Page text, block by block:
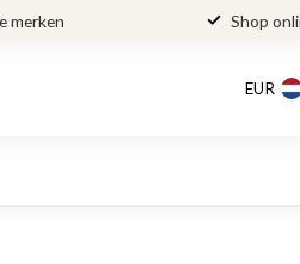
merken Shop
EUR